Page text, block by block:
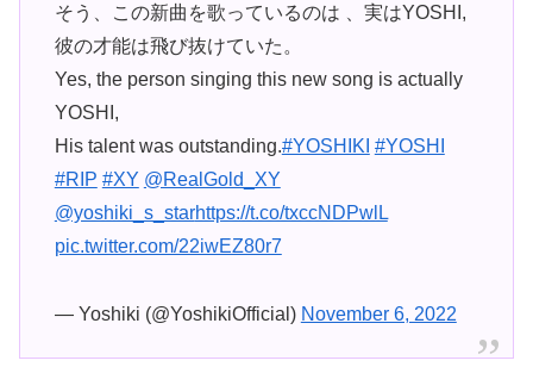
そう、この新曲を歌っているのは 、実はYOSHI,
彼の才能は飛び抜けていた。
Yes, the person singing this new song is actually
YOSHI,
His talent was outstanding.#YOSHIKI #YOSHI
#RIP #XY @RealGold_XY
@yoshiki_s_starhttps://t.co/txccNDPwlL
pic.twitter.com/22iwEZ80r7
— Yoshiki (@YoshikiOfficial) November 6, 2022